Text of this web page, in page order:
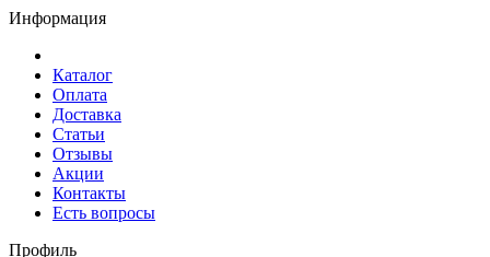
Информация
Каталог
Оплата
Доставка
Статьи
Отзывы
Акции
Контакты
Есть вопросы
Профиль